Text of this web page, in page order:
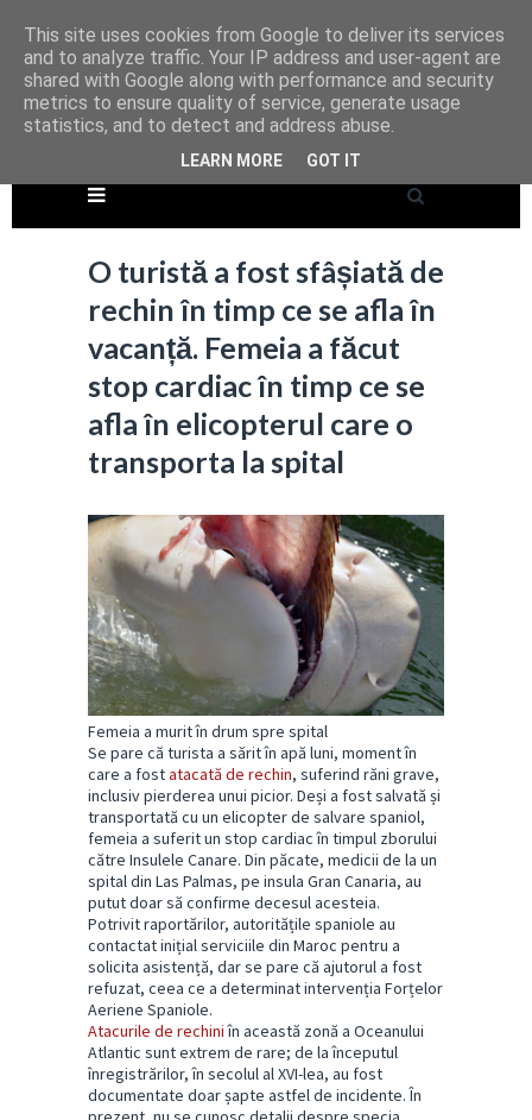
O turistă a fost sfâșiată de
rechin în timp ce se afla în
vacanță. Femeia a făcut
stop cardiac în timp ce se
afla în elicopterul care o
transporta la spital
Femeia a murit în drum spre spital
Se pare că turista a sărit în apă luni, moment în
care a fostatacată de rechin, suferind răni grave,
inclusiv pierderea unui picior. Deși a fost salvată și
transportată cu un elicopter de salvare spaniol,
femeia a suferit un stop cardiac în timpul zborului
către Insulele Canare. Din păcate, medicii de la un
spital din Las Palmas, pe insula Gran Canaria, au
putut doar să confirme decesul acesteia.
Potrivit raportărilor, autoritățile spaniole au
contactat inițial serviciile din Maroc pentru a
solicita asistență, dar se pare că ajutorul a fost
refuzat, ceea ce a determinat intervenția Forțelor
Aeriene Spaniole.
Atacurile de rechiniîn această zonă a Oceanului
Atlantic sunt extrem de rare; de la începutul
înregistrărilor, în secolul al XVI-lea, au fost
documentate doar șapte astfel de incidente. În
This site uses cookies from Google to deliver its services
and to analyze traffic. Your IP address and user-agent are
shared with Google along with performance and security
metrics to ensure quality of service, generate usage
statistics, and to detect and address abuse.
LEARN MORE GOT IT